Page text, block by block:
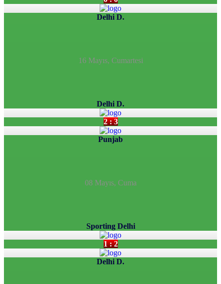
Delhi D.
16 Mayıs, Cumartesi
Delhi D.
2 : 3
Punjab
08 Mayıs, Cuma
Sporting Delhi
1 : 2
Delhi D.